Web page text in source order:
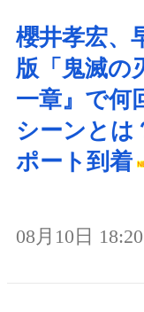
櫻井孝宏、
版「鬼滅の
一章』で何
シーンと
ポート到着
08月10日 18:20